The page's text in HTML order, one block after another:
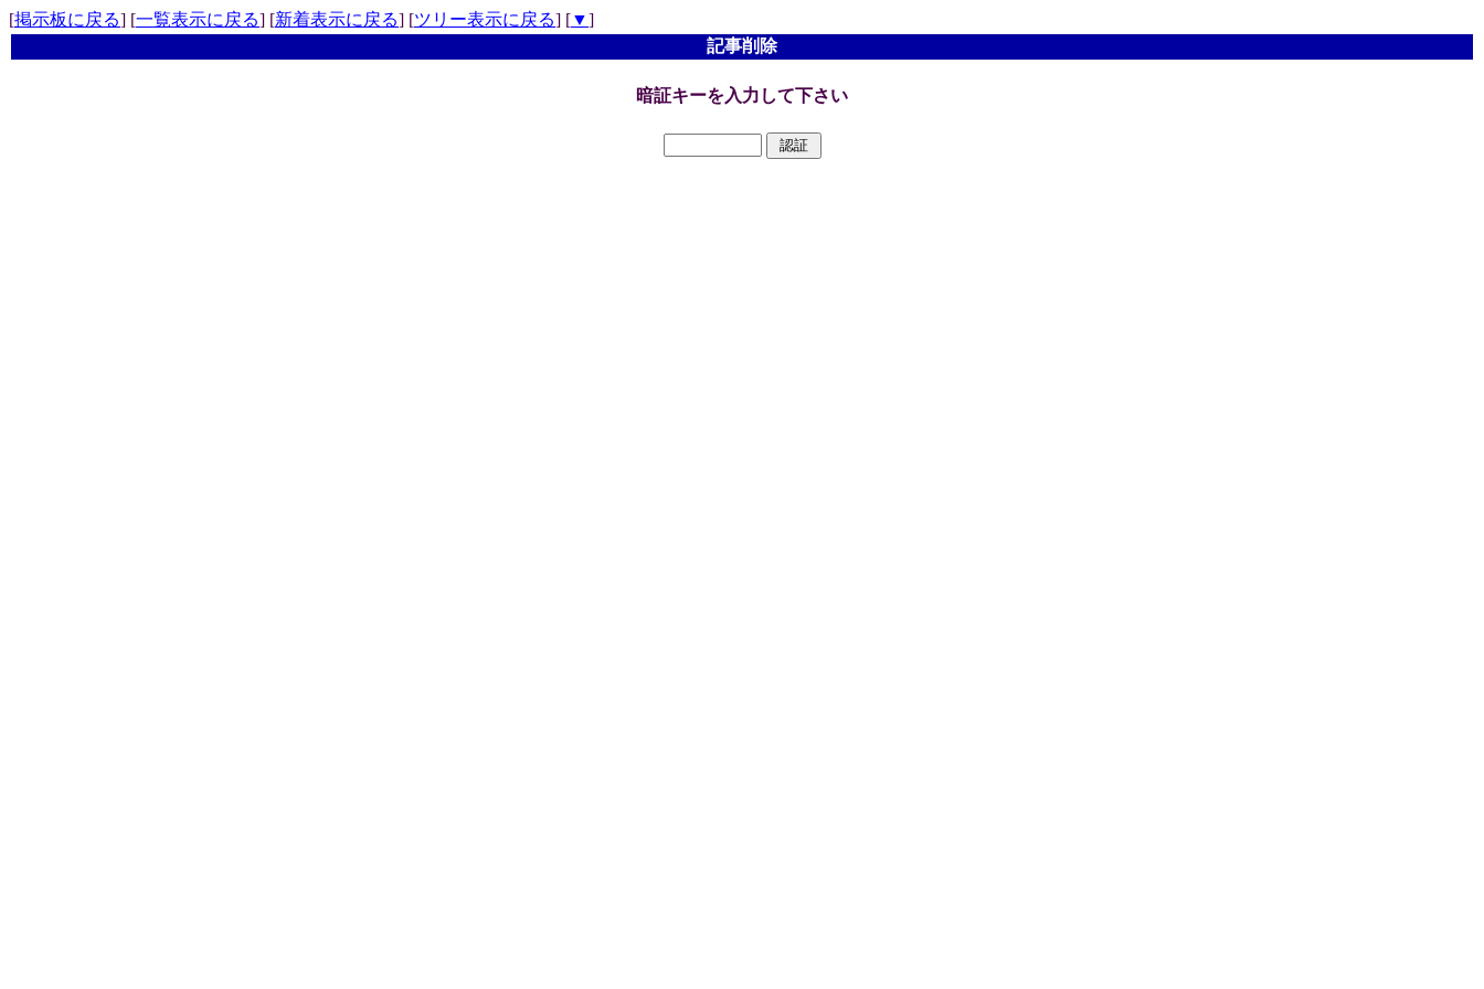
[掲示板に戻る] [一覧表示に戻る] [新着表示に戻る] [ツリー表示に戻る] [▼]
記事削除
暗証キーを入力して下さい